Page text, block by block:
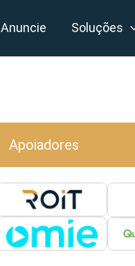
Anuncie Soluções
Apoiadores